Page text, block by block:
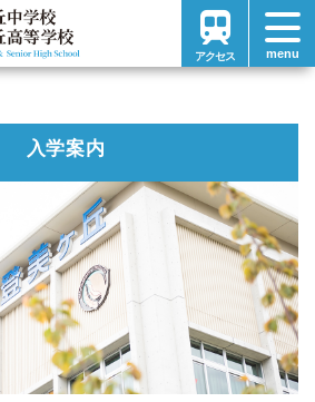
アクセス menu
入学案内